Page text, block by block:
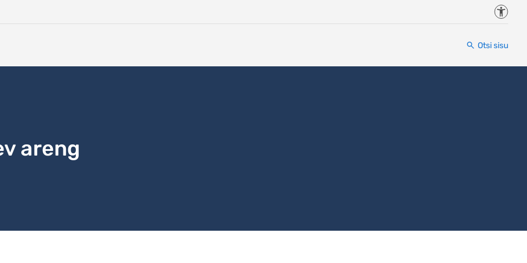
Otsi sisu
areng